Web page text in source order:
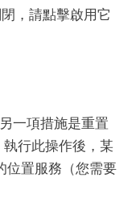
，請點擊啟用它
一項措施是重置
行此操作後，某
位置服務（您需要